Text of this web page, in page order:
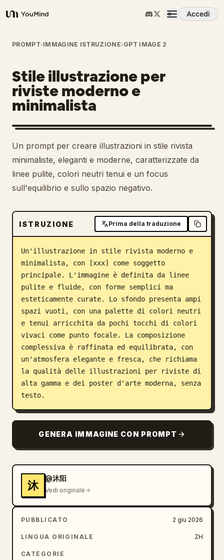
YouMind
Accedi
Panoramica
Casi d'uso
Abilità
Prompt
Prezzi
Blog
Aggiornamenti
PROMPT›IMMAGINE ISTRUZIONE›GPT IMAGE 2
Stile illustrazione per
riviste moderno e
minimalista
Un prompt per creare illustrazioni in stile rivista
minimaliste, eleganti e moderne, caratterizzate da
linee pulite, colori neutri tenui e un focus
sull'equilibrio e sullo spazio negativo.
ISTRUZIONE Prima della traduzione
Un'illustrazione in stile rivista moderno e
minimalista, con [xxx] come soggetto
principale. L'immagine è definita da linee
pulite e fluide, con forme semplici ma
esteticamente curate. Lo sfondo presenta ampi
spazi vuoti, con una palette di colori neutri
e tenui arricchita da pochi tocchi di colori
vivaci come punto focale. La composizione
complessiva è raffinata ed equilibrata, con
un'atmosfera elegante e fresca, che richiama
la qualità delle illustrazioni per riviste di
alta gamma e dei poster d'arte moderna, senza
testo.
GENERA IMMAGINE CON PROMPT
沐
@沐阳
Vedi originale
PUBBLICATO 2 giu 2026
LINGUA ORIGINALE ZH
CATEGORIE